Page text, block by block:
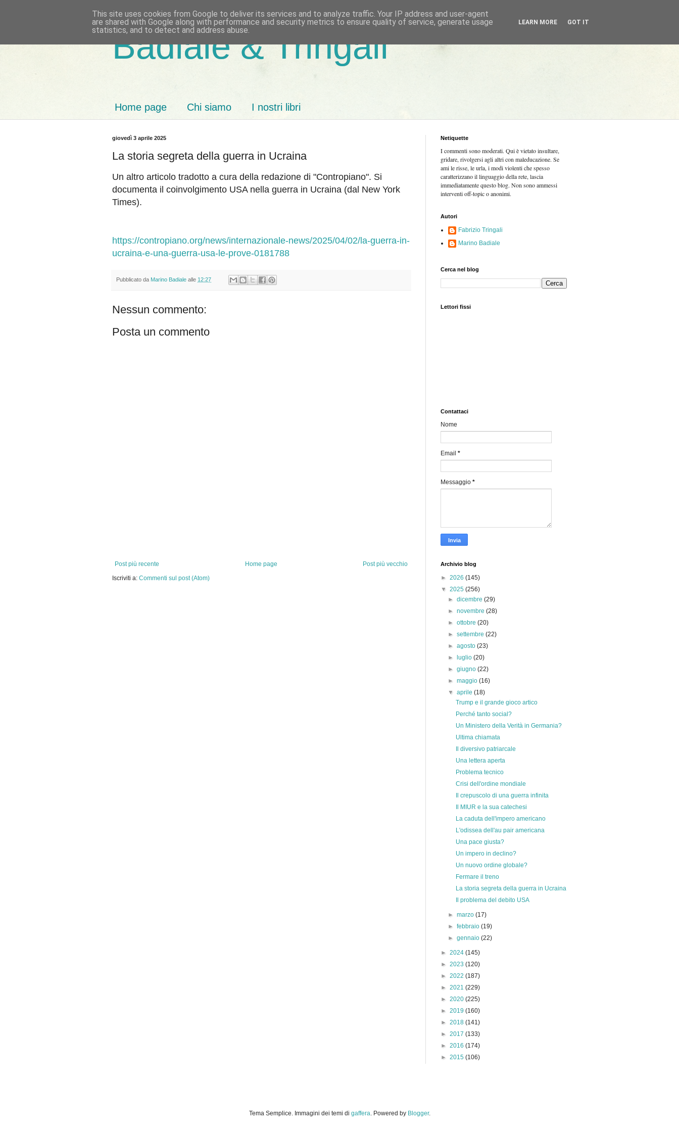
Badiale & Tringali
Home page Chi siamo I nostri libri
giovedì 3 aprile 2025
La storia segreta della guerra in Ucraina
Un altro articolo tradotto a cura della redazione di "Contropiano". Si
documenta il coinvolgimento USA nella guerra in Ucraina (dal New York
Times).
https://contropiano.org/news/internazionale-news/2025/04/02/la-guerra-in-
ucraina-e-una-guerra-usa-le-prove-0181788
Pubblicato da Marino Badiale alle 12:27
Nessun commento:
Posta un commento
Post più recente Post più vecchio
Home page
Iscriviti a: Commenti sul post (Atom)
Netiquette
I commenti sono moderati. Qui è vietato insultare,
gridare, rivolgersi agli altri con maleducazione. Se
ami le risse, le urla, i modi violenti che spesso
caratterizzano il linguaggio della rete, lascia
immediatamente questo blog. Non sono ammessi
interventi off-topic o anonimi.
Autori
Fabrizio Tringali
Marino Badiale
Cerca nel blog
Lettori fissi
Contattaci
Nome
Email *
Messaggio *
Archivio blog
► 2026 (145)
▼ 2025 (256)
►dicembre(29)
►novembre(28)
►ottobre(20)
►settembre(22)
►agosto(23)
►
luglio(20)
►giugno(22)
►maggio(16)
▼aprile(18)
Trump e il grande gioco artico
Perché tanto social?
Un Ministero della Verità in Germania?
Ultima chiamata
Il diversivo patriarcale
Una lettera aperta
Problema tecnico
Crisi dell'ordine mondiale
Il crepuscolo di una guerra infinita
Il MIUR e la sua catechesi
La caduta dell'impero americano
L'odissea dell'au pair americana
Una pace giusta?
Un impero in declino?
Un nuovo ordine globale?
Fermare il treno
La storia segreta della guerra in Ucraina
Il problema del debito USA
►marzo(17)
►febbraio(19)
►gennaio(22)
► 2024 (145)
► 2023 (120)
► 2022 (187)
► 2021 (229)
► 2020 (225)
► 2019 (160)
► 2018 (141)
► 2017 (133)
► 2016 (174)
► 2015 (106)
Tema Semplice. Immagini dei temi di gaffera. Powered by Blogger.
This site uses cookies from Google to deliver its services and to analyze traffic. Your IP address and user-agent
are shared with Google along with performance and security metrics to ensure quality of service, generate usage
statistics, and to detect and address abuse.
LEARN MORE GOT IT